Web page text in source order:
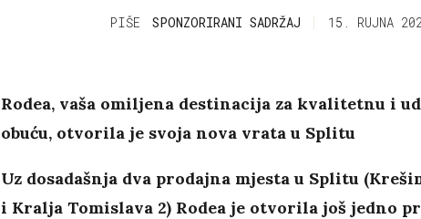
PIŠE SPONZORIRANI SADRŽAJ 15. RUJNA
Rodea, vaša omiljena destinacija za kvalitetnu i
obuću, otvorila je svoja nova vrata u Splitu
Uz dosadašnja dva prodajna mjesta u Splitu
i Kralja Tomislava 2) Rodea je otvorila još jedno